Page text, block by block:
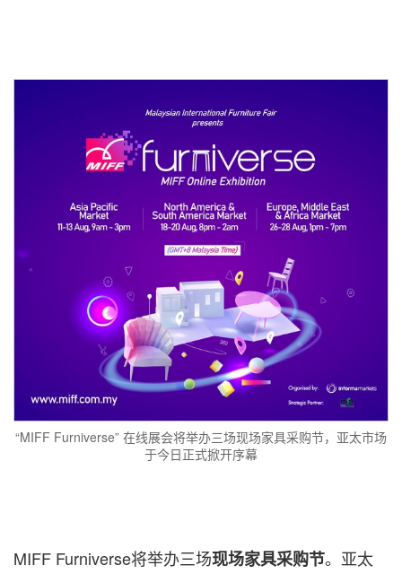
“MIFF Furniverse” 在线展会将举办三场现场家具采购节，亚太市场
于今日正式掀开序幕
MIFF Furniverse将举办三场现场家具采购节。亚太